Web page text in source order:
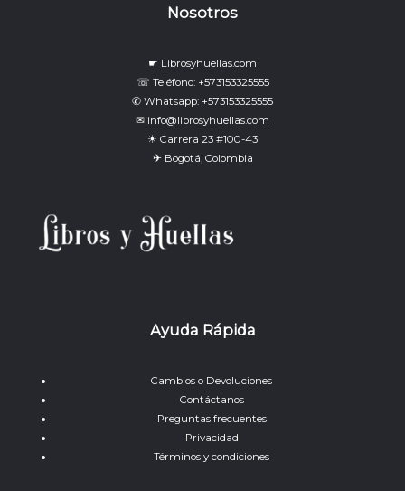
Nosotros
☛ Librosyhuellas.com
☏ Teléfono: +573153325555
✆ Whatsapp: +573153325555
✉ info@librosyhuellas.com
☀ Carrera 23 #100-43
✈ Bogotá, Colombia
Ayuda Rápida
Cambios o Devoluciones
Contáctanos
Preguntas frecuentes
Privacidad
Términos y condiciones